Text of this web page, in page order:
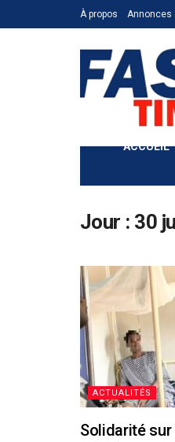
À propos Annonces
ACCUEIL
Jour : 30
ACTUALITÉS
Solidarité